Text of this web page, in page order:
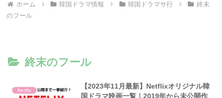
ホーム 韓国ドラマ情報 韓国ドラマサ行
終末
のフール
終末のフール
Netflix
【2023年11月最新】Netflixオリジナル韓
国ドラマ映画一覧｜2019年から未公開作